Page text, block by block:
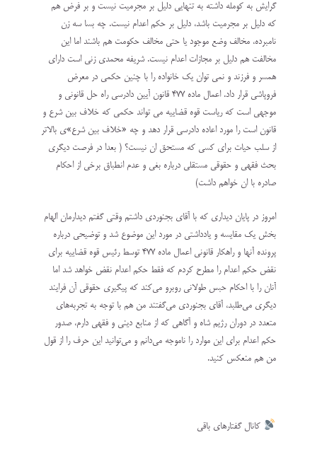
گرایش به کومله داشته به تنهایی دلیل بر مجرمیت نیست و بر فرض هم
که دلیل بر مجرمیت باشد، دلیل بر حکم اعدام نیست. چه بسا سه زن
نامبرده، مخالف وضع موجود یا حتی مخالف حکومت هم باشند اما این
مخالفت هم دلیل بر مجازات اعدام نیست. شریفه محمدی زنی است دارای
همسر و فرزند و نمی توان یک خانواده را با چنین حکمی در معرض
فروپاشی قرار داد. اعمال ماده ۴۷۷ قانون آیین دادرسی راه حل قانونی و
موجهی است که ریاست قوه قضاییه می تواند حکمی که خلاف بین شرع و
قانون است را مورد اعاده دادرسی قرار دهد و چه «خلاف بین شرع»ی بالاتر
از سلب حیات برای کسی که مستحق ان نیست؟ ( بعدا در فرصت دیگری
بحث فقهی و حقوقی مستقلی درباره بغی و عدم انطباق برخی از احکام
صادره با ان خواهم داشت)
امروز در پایان دیداری که با آقای بجنوردی داشتم وقتی گفتم دیدارمان الهام
بخش یک مقایسه و یادداشتی در مورد این موضوع شد و توضیحی درباره
پرونده آنها و راهکار قانونی اعمال ماده ۴۷۷ توسط رئیس قوه قضاییه برای
نقض حکم اعدام را مطرح کردم که فقط حکم اعدام نقض خواهد شد اما
آنان را با احکام حبس طولانی روبرو می‌کند که پیگیری حقوقی آن فرایند
دیگری می‌طلبد، آقای بجنوردی می‌گفتند من هم با توجه به تجربه‌های
متعدد در دوران رژیم شاه و آگاهی که از منابع دینی و فقهی دارم، صدور
حکم اعدام برای این موارد را ناموجه می‌دانم و می‌توانید این حرف را از قول
من هم منعکس کنید.
کانال گفتارهای باقی